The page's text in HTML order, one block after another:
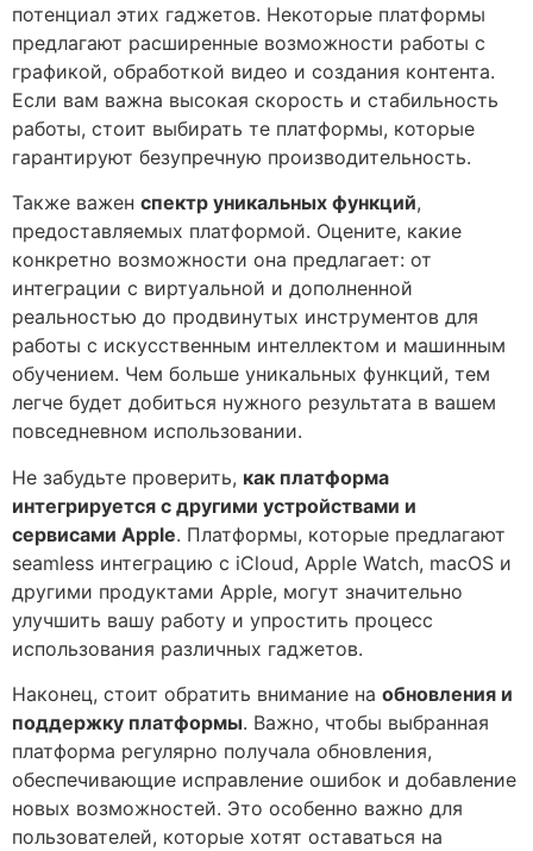
потенциал этих гаджетов. Некоторые платформы
предлагают расширенные возможности работы с
графикой, обработкой видео и создания контента.
Если вам важна высокая скорость и стабильность
работы, стоит выбирать те платформы, которые
гарантируют безупречную производительность.
Также важен спектр уникальных функций,
предоставляемых платформой. Оцените, какие
конкретно возможности она предлагает: от
интеграции с виртуальной и дополненной
реальностью до продвинутых инструментов для
работы с искусственным интеллектом и машинным
обучением. Чем больше уникальных функций, тем
легче будет добиться нужного результата в вашем
повседневном использовании.
Не забудьте проверить, как платформа
интегрируется с другими устройствами и
сервисами Apple. Платформы, которые предлагают
seamless интеграцию с iCloud, Apple Watch, macOS и
другими продуктами Apple, могут значительно
улучшить вашу работу и упростить процесс
использования различных гаджетов.
Наконец, стоит обратить внимание на обновления и
поддержку платформы. Важно, чтобы выбранная
платформа регулярно получала обновления,
обеспечивающие исправление ошибок и добавление
новых возможностей. Это особенно важно для
пользователей, которые хотят оставаться на